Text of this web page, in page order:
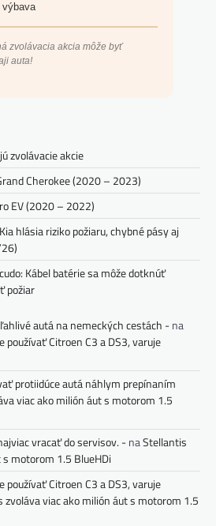
výbava
zvolávacia akcia môže byť
auta!
zvolávacie akcie
Cherokee (2020 – 2023)
EV (2020 – 2022)
hlásia riziko požiaru, chybné pásy aj
Kábel batérie sa môže dotknúť
požiar
autá na nemeckých cestách -na
používať Citroen C3 a DS3, varuje
protiidúce autá náhlym prepínaním
viac ako milión áut s motorom 1.5
vracať do servisov. -naStellantis
motorom 1.5 BlueHDi
používať Citroen C3 a DS3, varuje
zvoláva viac ako milión áut s motorom 1.5